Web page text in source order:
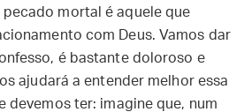
pecado mortal é aquele que
com Deus. Vamos dar
é bastante doloroso e
ajudará a entender melhor essa
devemos ter: imagine que, num